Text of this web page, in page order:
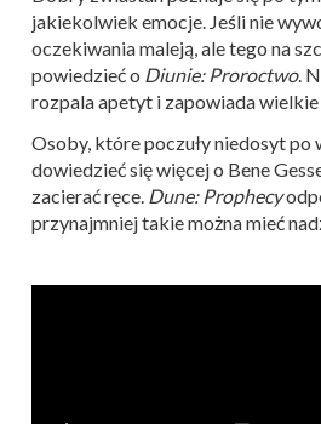
jakiekolwiek emocje. Jeśli nie
oczekiwania maleją, ale tego na
powiedzieć o Diunie: Proroctwo.
rozpala apetyt i zapowiada
Osoby, które poczuły niedosyt po
dowiedzieć się więcej o Bene
zacierać ręce. Dune: Prophecy
przynajmniej takie można mieć